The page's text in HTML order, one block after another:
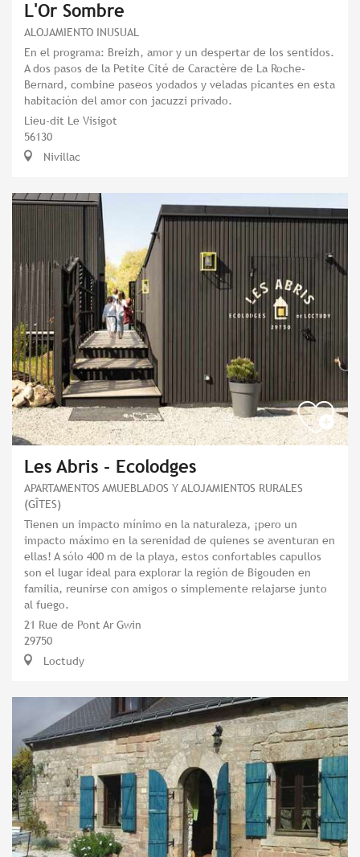
L'Or Sombre
ALOJAMIENTO INUSUAL
En el programa: Breizh, amor y un despertar de los sentidos.
A dos pasos de la Petite Cité de Caractère de La Roche-
Bernard, combine paseos yodados y veladas picantes en esta
habitación del amor con jacuzzi privado.
Lieu-dit Le Visigot
56130
Nivillac
Les Abris - Ecolodges
APARTAMENTOS AMUEBLADOS Y ALOJAMIENTOS RURALES
(GÎTES)
Tienen un impacto mínimo en la naturaleza, ¡pero un
impacto máximo en la serenidad de quienes se aventuran en
ellas! A sólo 400 m de la playa, estos confortables capullos
son el lugar ideal para explorar la región de Bigouden en
familia, reunirse con amigos o simplemente relajarse junto
al fuego.
21 Rue de Pont Ar Gwin
29750
Loctudy